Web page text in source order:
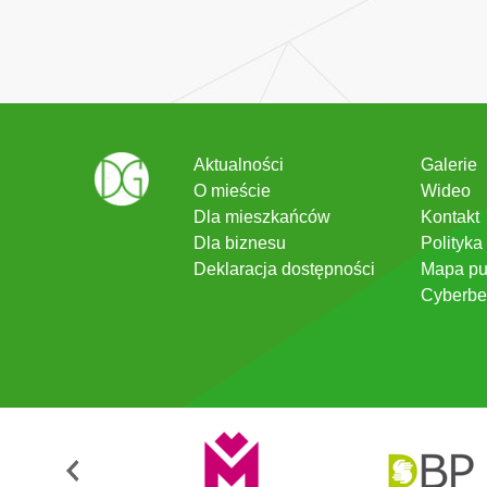
Aktualności
O mieście
Dla mieszkańców
Dla biznesu
Deklaracja dostępności
Galerie
Wideo
Kontakt
Mapa